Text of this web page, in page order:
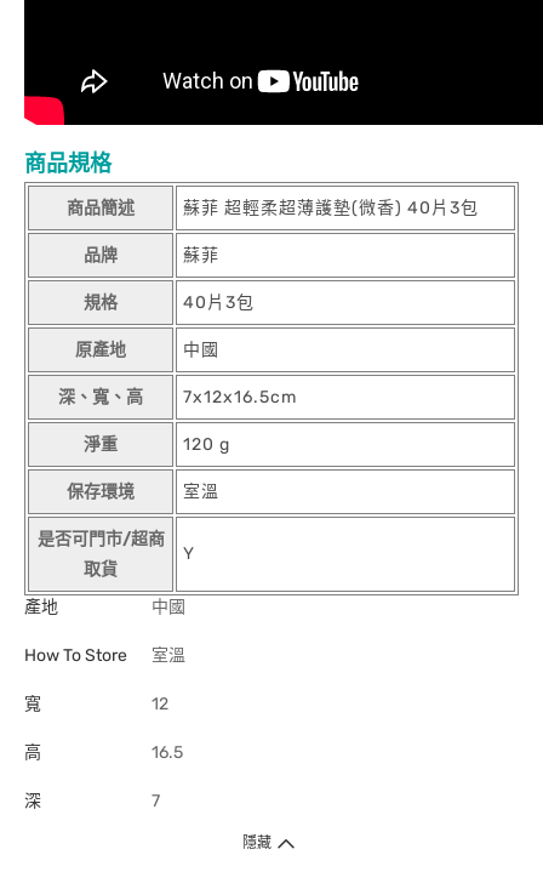
商品規格
商品簡述 蘇菲 超輕柔超薄護墊(微香) 40片3包
品牌 蘇菲
規格 40片3包
原產地 中國
深、寬、高 7x12x16.5cm
淨重 120 g
保存環境 室溫
是否可門市/超商
取貨
Y
產地 中國
How To Store 室溫
寬 12
高 16.5
深 7
隱藏